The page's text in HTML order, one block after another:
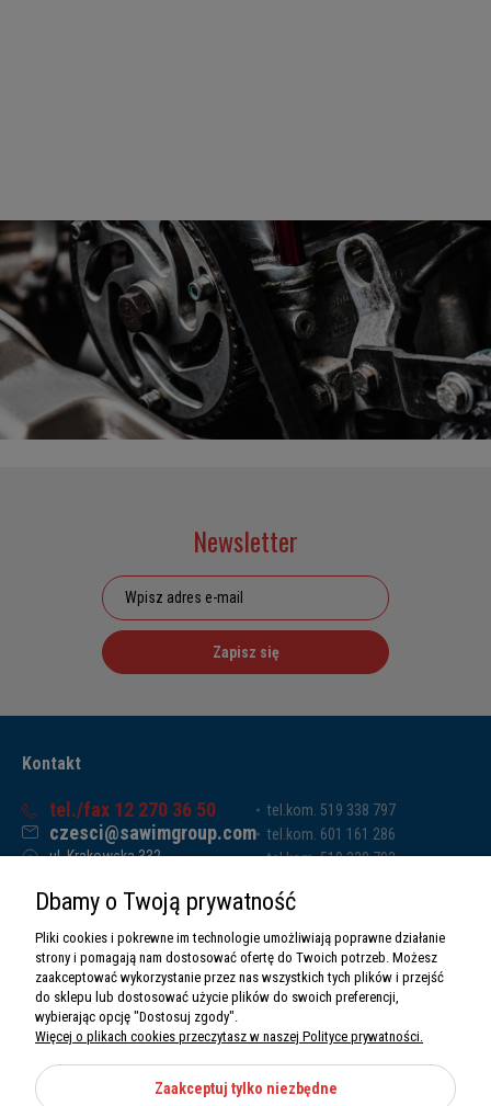
Newsletter
Zapisz się
Kontakt
tel./fax 12 270 36 50
czesci@sawimgroup.com
ul. Krakowska 332,
Sawim Group Mariusz Zdyb sp. k.
NIP: 5130284470
REGON: 5246591010
tel.kom. 519 338 797
tel.kom. 601 161 286
tel.kom. 519 338 793
O nas
Informacje
Dbamy o Twoją prywatność
Pliki cookies i pokrewne im technologie umożliwiają poprawne działanie
strony i pomagają nam dostosować ofertę do Twoich potrzeb. Możesz
zaakceptować wykorzystanie przez nas wszystkich tych plików i przejść
do sklepu lub dostosować użycie plików do swoich preferencji,
wybierając opcję "Dostosuj zgody".
Więcej o plikach cookies przeczytasz w naszej Polityce prywatności.
Zaakceptuj tylko niezbędne